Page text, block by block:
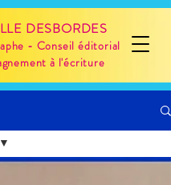
DESBORDES
- Conseil éditorial
à l'écriture